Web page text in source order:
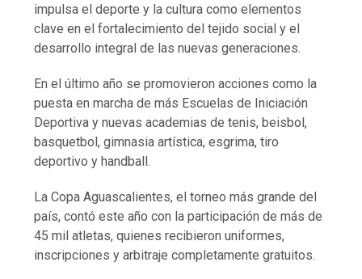
impulsa el deporte y la cultura como elementos
clave en el fortalecimiento del tejido social y el
desarrollo integral de las nuevas generaciones.
En el último año se promovieron acciones como la
puesta en marcha de más Escuelas de Iniciación
Deportiva y nuevas academias de tenis, beisbol,
basquetbol, gimnasia artística, esgrima, tiro
deportivo y handball.
La Copa Aguascalientes, el torneo más grande del
país, contó este año con la participación de más de
45 mil atletas, quienes recibieron uniformes,
inscripciones y arbitraje completamente gratuitos.